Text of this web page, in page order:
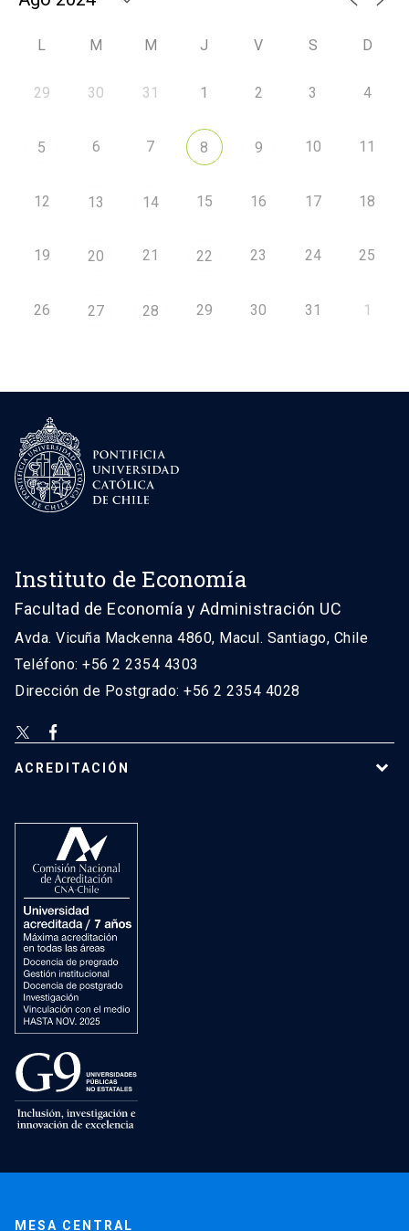
L M M J V S D
29 30 31 1 2 3 4
5 6 7 8 9 10 11
12 13 14 15 16 17 18
19 20 21 22 23 24 25
26 27 28 29 30 31 1
Instituto de Economía
Facultad de Economía y Administración UC
Avda. Vicuña Mackenna 4860, Macul. Santiago, Chile
Teléfono: +56 2 2354 4303
Dirección de Postgrado: +56 2 2354 4028
ACREDITACIÓN
MESA CENTRAL